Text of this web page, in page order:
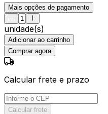
Mais opções de pagamento
unidade(s)
Adicionar ao carrinho
Comprar agora
Calcular frete e prazo
Calcular frete